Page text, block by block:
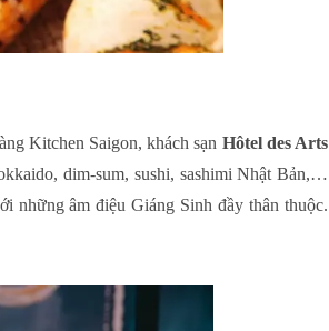
Kitchen Saigon, khách sạn Hôtel des Arts
dim-sum, sushi, sashimi Nhật Bản,…
những âm điệu Giáng Sinh đầy thân thuộc.